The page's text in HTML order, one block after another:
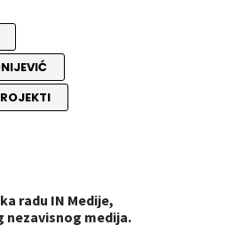
radu IN Medije,
nezavisnog medija.